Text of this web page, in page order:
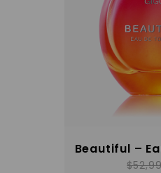
Beautiful –
$